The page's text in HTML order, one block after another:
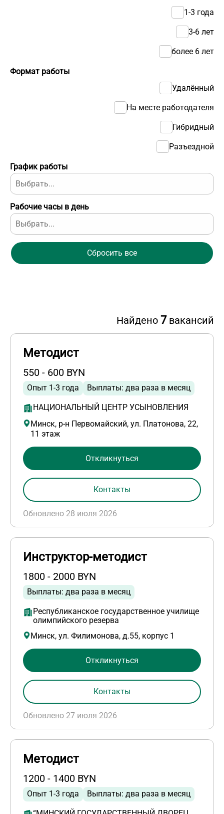
1-3 года
3-6 лет
более 6 лет
График работы
Рабочие часы в день
Формат работы
Удалённый
На месте работодателя
Гибридный
Разъездной
Сбросить все
Найдено 7вакансий
Методист
550 - 600 BYN
Опыт 1-3 года Выплаты: два раза в месяц
НАЦИОНАЛЬНЫЙ ЦЕНТР УСЫНОВЛЕНИЯ
Минск, р-н Первомайский, ул. Платонова, 22,
11 этаж
Обновлено 28 июля 2026
Откликнуться
Контакты
Инструктор-методист
1800 - 2000 BYN
Выплаты: два раза в месяц
Республиканское государственное училище
олимпийского резерва
Минск, ул. Филимонова, д.55, корпус 1
Обновлено 27 июля 2026
Откликнуться
Контакты
Методист
1200 - 1400 BYN
Опыт 1-3 года Выплаты: два раза в месяц